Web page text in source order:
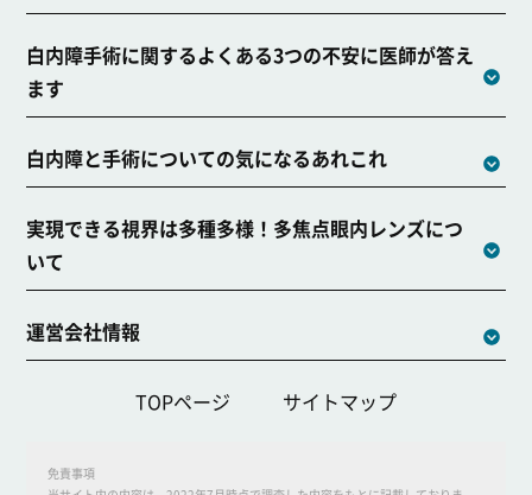
白内障手術に関するよくある3つの不安に医師が答え
ます
白内障と手術についての気になるあれこれ
実現できる視界は多種多様！多焦点眼内レンズにつ
いて
運営会社情報
TOPページ サイトマップ
免責事項